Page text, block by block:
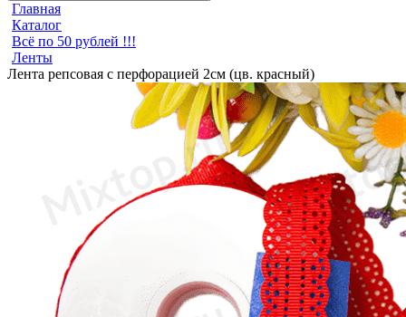
Главная
Каталог
Всё по 50 рублей !!!
Ленты
Лента репсовая с перфорацией 2см (цв. красный)